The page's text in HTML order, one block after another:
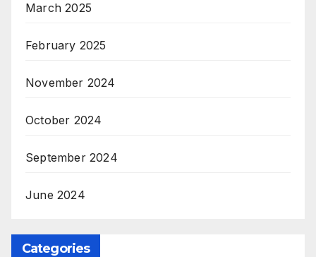
March 2025
February 2025
November 2024
October 2024
September 2024
June 2024
Categories